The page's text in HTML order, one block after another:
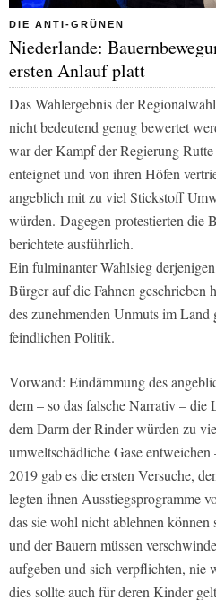
DIE ANTI-GRÜNEN
Niederlande:
ersten Anlauf platt
Das Wahlergebnis der
nicht bedeutend genug bewertet
war der Kampf der Regierung
enteignet und von ihren Höfen
angeblich mit zu viel Stickstoff
würden. Dagegen protestierten die
berichtete ausführlich.
Ein fulminanter Wahlsieg
Bürger auf die Fahnen geschrieben
des zunehmenden Unmuts im Land
feindlichen Politik.
Vorwand: Eindämmung des
dem – so das falsche Narrativ –
dem Darm der Rinder würden zu
umweltschädliche Gase
2019 gab es die ersten Versuche,
legten ihnen Ausstiegsprogramme
das sie wohl nicht ablehnen
und der Bauern müssen
aufgeben und sich verpflichten, nie
dies sollte auch für deren Kinder